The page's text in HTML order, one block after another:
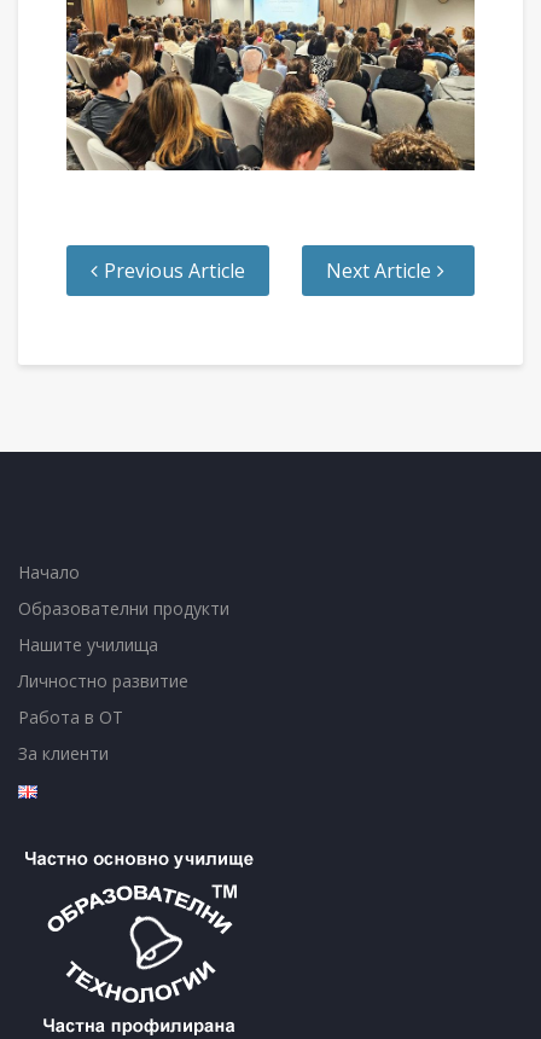
Previous Article Next Article
Начало
Образователни продукти
Нашите училища
Личностно развитие
Работа в ОТ
За клиенти